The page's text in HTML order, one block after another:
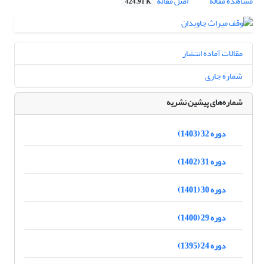
مقالات آماده انتشار
شماره جاری
شماره‌های پیشین نشریه
دوره 32 (1403)
دوره 31 (1402)
دوره 30 (1401)
دوره 29 (1400)
دوره 24 (1395)